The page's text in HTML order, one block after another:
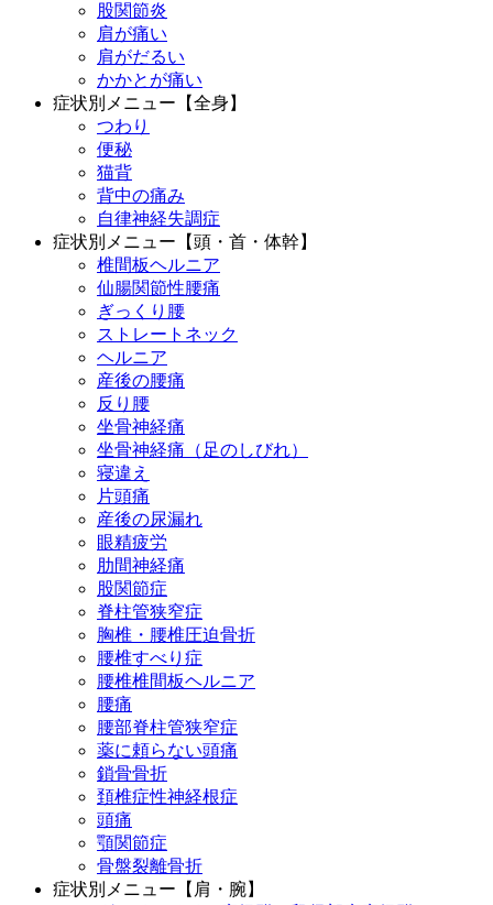
股関節炎
肩が痛い
肩がだるい
かかとが痛い
症状別メニュー【全身】
つわり
便秘
猫背
背中の痛み
自律神経失調症
症状別メニュー【頭・首・体幹】
椎間板ヘルニア
仙腸関節性腰痛
ぎっくり腰
ストレートネック
ヘルニア
産後の腰痛
反り腰
坐骨神経痛
坐骨神経痛（足のしびれ）
寝違え
片頭痛
産後の尿漏れ
眼精疲労
肋間神経痛
股関節症
脊柱管狭窄症
胸椎・腰椎圧迫骨折
腰椎すべり症
腰椎椎間板ヘルニア
腰痛
腰部脊柱管狭窄症
薬に頼らない頭痛
鎖骨骨折
頚椎症性神経根症
頭痛
顎関節症
骨盤裂離骨折
症状別メニュー【肩・腕】